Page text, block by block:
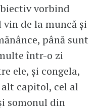
vorbind
de la muncă și
până sunt
într-o zi
ele, și congela,
capitol, cel al
somonul din